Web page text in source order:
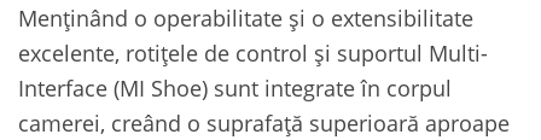
Menținând o operabilitate și o extensibilitate
excelente, rotițele de control și suportul Multi-
Interface (MI Shoe) sunt integrate în corpul
camerei, creând o suprafață superioară aproape